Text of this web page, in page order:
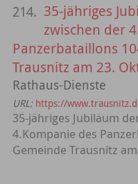
214. 35-jähriges
zwischen der
Panzerbataillons
Trausnitz am 23.
Rathaus-Dienste
URL: https://
35-jähriges Jubiläum
4.Kompanie des
Gemeinde Trausnitz